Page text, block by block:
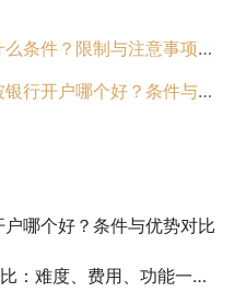
件？限制与注意事项解答
户哪个好？条件与优势对比
哪个好？条件与优势对比
度、费用、功能一文解析